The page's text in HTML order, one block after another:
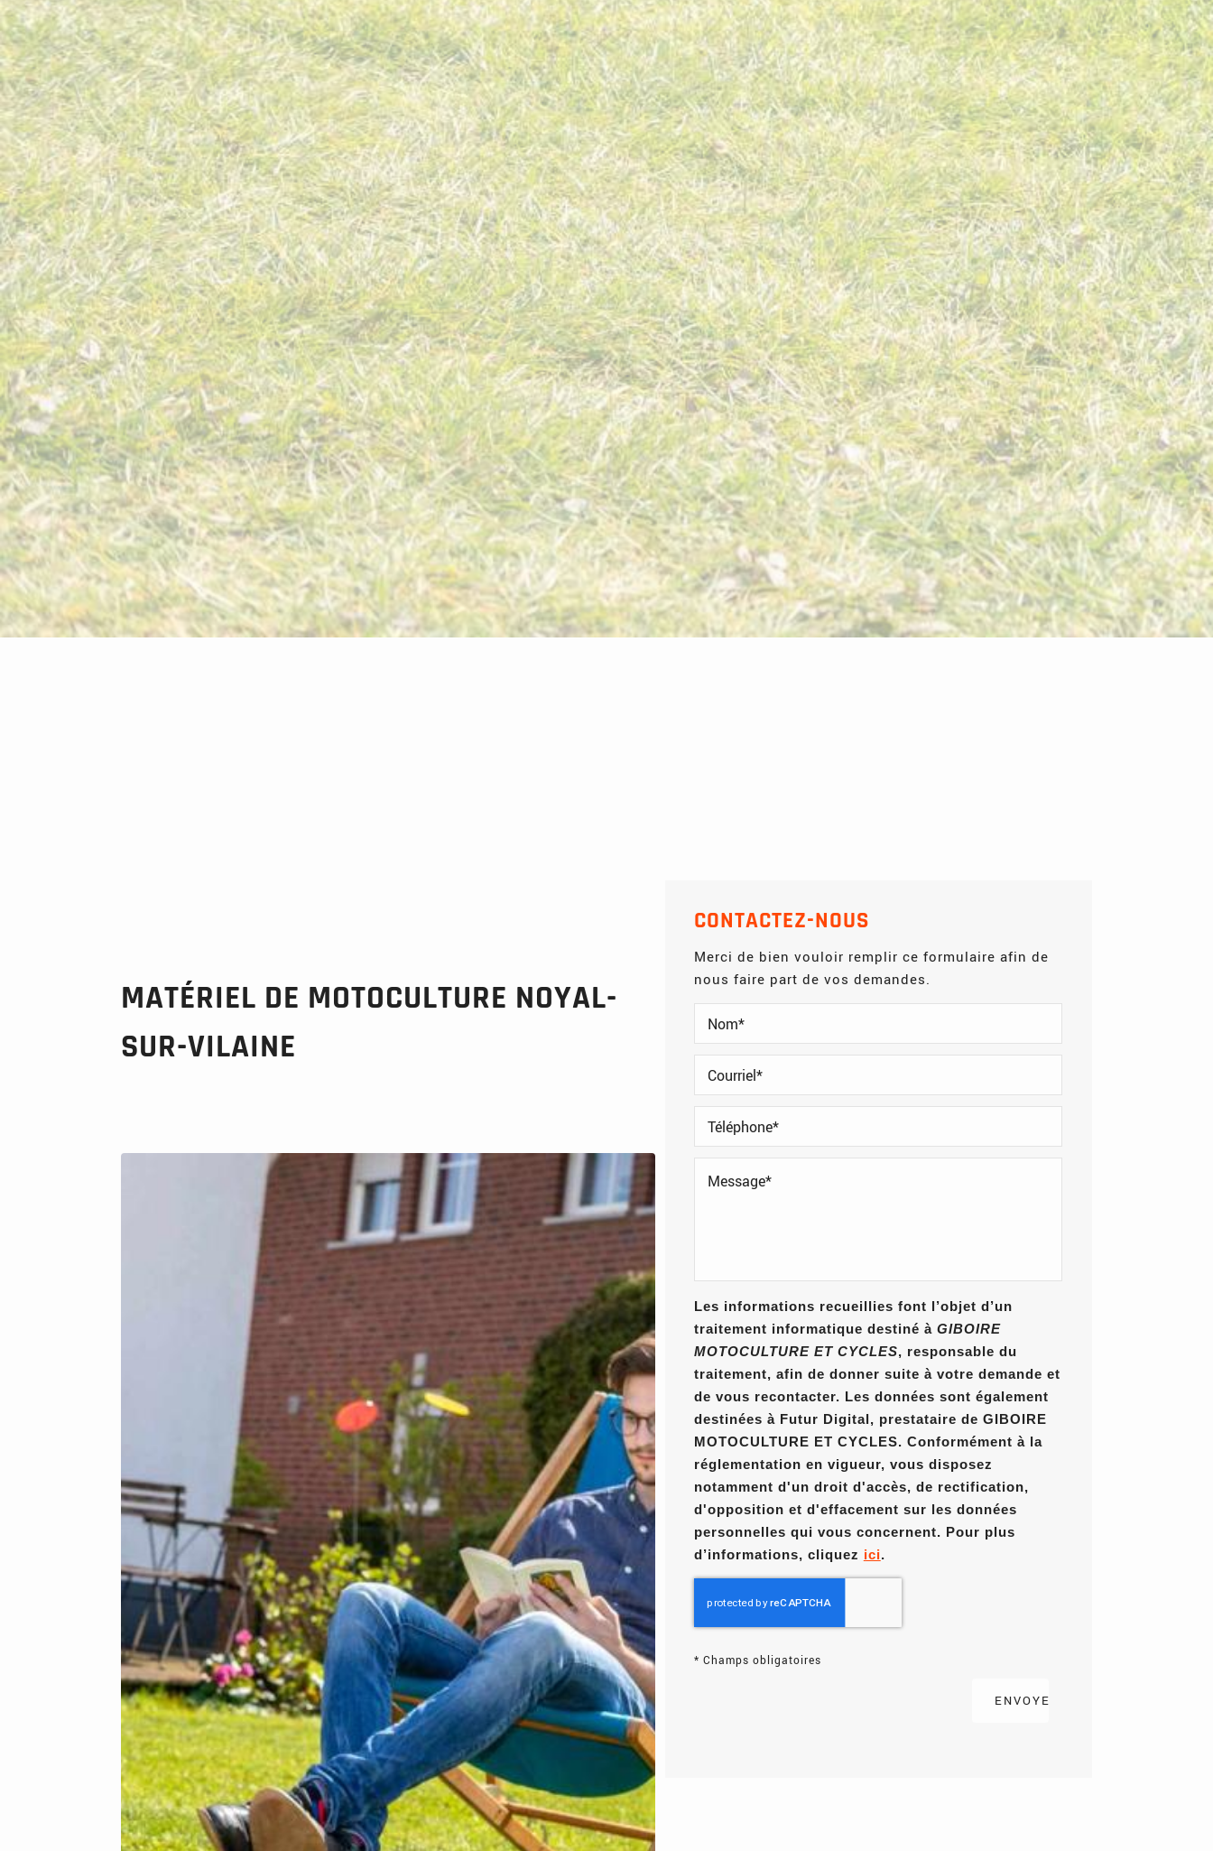
MATÉRIEL DE MOTOCULTURE NOYAL-
SUR-VILAINE
CONTACTEZ-NOUS
Merci de bien vouloir remplir ce formulaire afin de
nous faire part de vos demandes.
Les informations recueillies font l’objet d’un
traitement informatique destiné àGIBOIRE
MOTOCULTURE ET CYCLES, responsable du
traitement, afin de donner suite à votre demande et
de vous recontacter. Les données sont également
destinées à Futur Digital, prestataire de GIBOIRE
MOTOCULTURE ET CYCLES. Conformément à la
réglementation en vigueur, vous disposez
notamment d'un droit d'accès, de rectification,
d'opposition et d'effacement sur les données
personnelles qui vous concernent. Pour plus
d’informations, cliquez ici.
* Champs obligatoires